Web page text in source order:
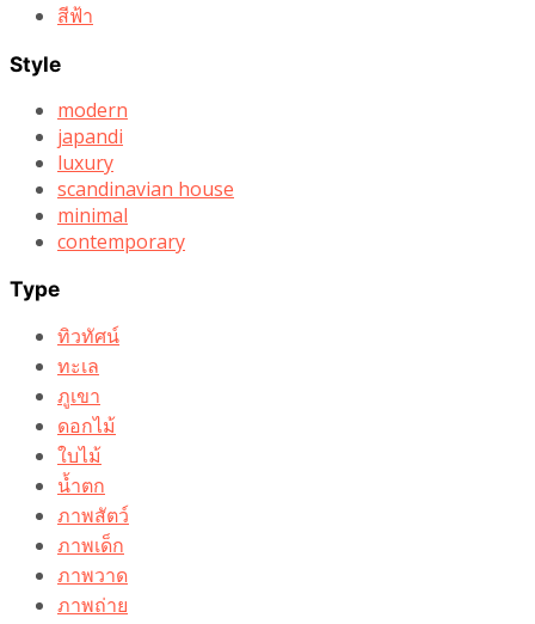
สีฟ้า
Style
modern
japandi
luxury
scandinavian house
minimal
contemporary
Type
ทิวทัศน์
ทะเล
ภูเขา
ดอกไม้
ใบไม้
น้ำตก
ภาพสัตว์
ภาพเด็ก
ภาพวาด
ภาพถ่าย